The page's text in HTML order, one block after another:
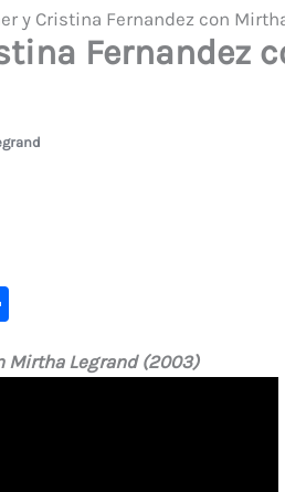
y Cristina Fernandez con
Fernandez
C
m
Mirtha Legrand (2003)